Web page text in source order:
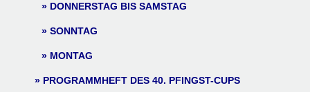
DONNERSTAG BIS SAMSTAG
SONNTAG
MONTAG
PROGRAMMHEFT DES 40. PFINGST-CUPS